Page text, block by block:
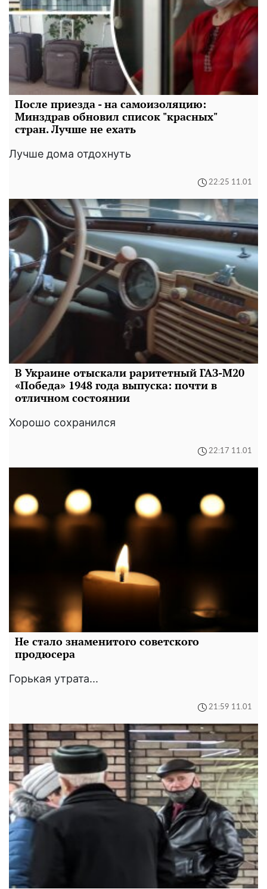
После приезда - на самоизоляцию:
Минздрав обновил список "красных"
стран. Лучше не ехать
Лучше дома отдохнуть
22:25 11.01
В Украине отыскали раритетный ГАЗ-М20
«Победа» 1948 года выпуска: почти в
отличном состоянии
Хорошо сохранился
22:17 11.01
Не стало знаменитого советского
продюсера
Горькая утрата...
21:59 11.01